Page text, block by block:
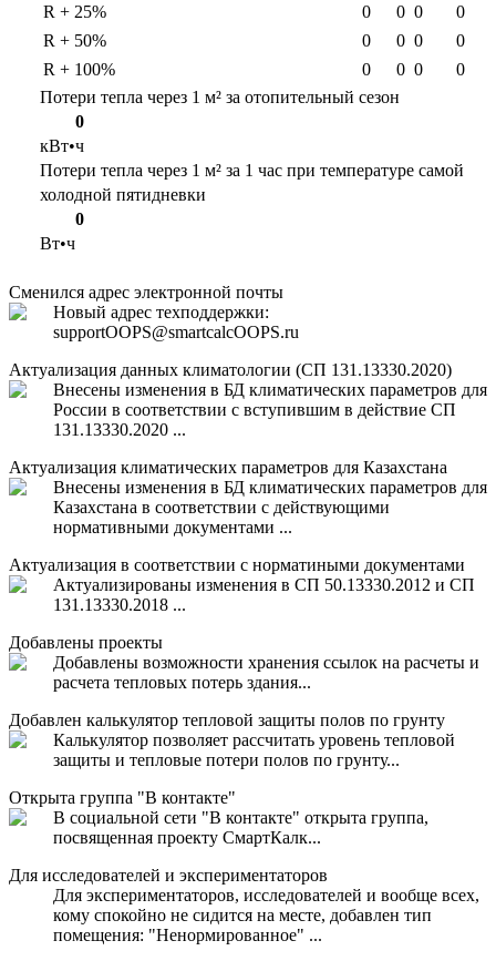
R + 25%
0 0 0
0
R + 50%
0 0 0
0
R + 100%
0 0 0
0
Потери тепла через 1 м² за отопительный сезон
0
кВт•ч
Потери тепла через 1 м² за 1 час при температуре самой
холодной пятидневки
0
Вт•ч
Сменился адрес электронной почты
Новый адрес техподдержки:
supportOOPS@smartcalcOOPS.ru
Актуализация данных климатологии (СП 131.13330.2020)
Внесены изменения в БД климатических параметров для
России в соответствии с вступившим в действие СП
131.13330.2020 ...
Актуализация климатических параметров для Казахстана
Внесены изменения в БД климатических параметров для
Казахстана в соответствии с действующими
нормативными документами ...
Актуализация в соответствии с норматиными документами
Актуализированы изменения в СП 50.13330.2012 и СП
131.13330.2018 ...
Добавлены проекты
Добавлены возможности хранения ссылок на расчеты и
расчета тепловых потерь здания...
Добавлен калькулятор тепловой защиты полов по грунту
Калькулятор позволяет рассчитать уровень тепловой
защиты и тепловые потери полов по грунту...
Открыта группа "В контакте"
В социальной сети "В контакте" открыта группа,
посвященная проекту СмартКалк...
Для исследователей и экспериментаторов
Для экспериментаторов, исследователей и вообще всех,
кому спокойно не сидится на месте, добавлен тип
помещения: "Ненормированное" ...